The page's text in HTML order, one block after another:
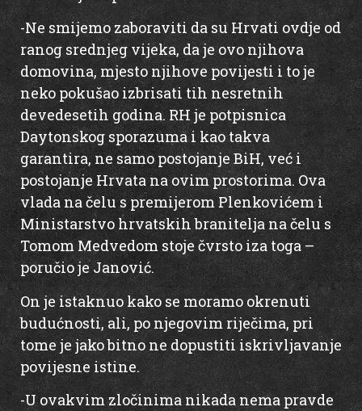
-Ne smijemo zaboraviti da su Hrvati ovdje od
ranog srednjeg vijeka, da je ovo njihova
domovina, mjesto njihove povijesti i to je
neko pokušao izbrisati tih nesretnih
devedesetih godina. RH je potpisnica
Daytonskog sporazuma i kao takva
garantira, ne samo postojanje BiH, već i
postojanje Hrvata na ovim prostorima. Ova
vlada na čelu s premijerom Plenkovićem i
Ministarstvo hrvatskih branitelja na čelu s
Tomom Medvedom stoje čvrsto iza toga –
poručio je Janović.
On je istaknuo kako se moramo okrenuti
budućnosti, ali, po njegovim riječima, pri
tome je jako bitno ne dopustiti iskrivljavanje
povijesne istine.
-U ovakvim zločinima nikada nema pravde